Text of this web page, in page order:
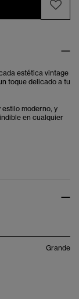
estética vintage
toque delicado a tu
moderno, y
en cualquier
Grande